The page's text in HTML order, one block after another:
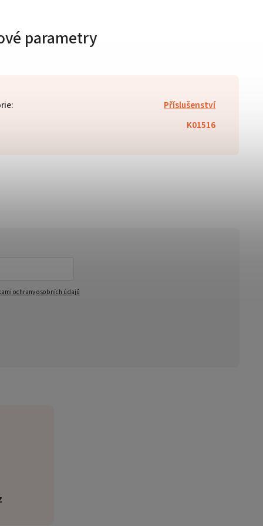
parametry
:
Příslušenství
K01516
ochrany osobních údajů